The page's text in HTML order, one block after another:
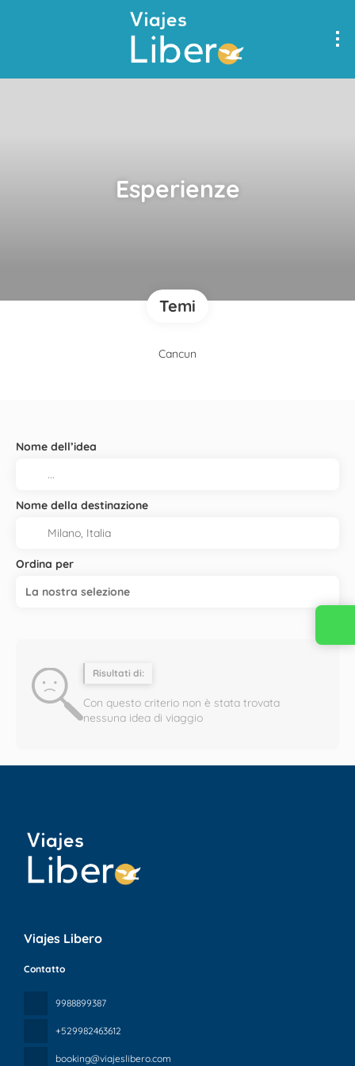
Esperienze
Temi
Cancun
Nome dell’idea
Nome della destinazione
Ordina per
La nostra selezione
Risultati di:
Con questo criterio non è stata trovata
nessuna idea di viaggio
Viajes Libero
Contatto
9988899387
+529982463612
booking@viajeslibero.com